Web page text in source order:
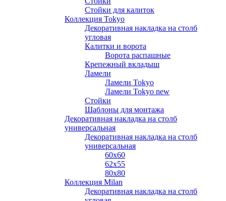
Стойки для калиток
Коллекция Tokyo
Декоративная накладка на столб
угловая
Калитки и ворота
Ворота распашные
Крепежный вкладыш
Ламели
Ламели Tokyo
Ламели Tokyo new
Стойки
Шаблоны для монтажа
Декоративная накладка на столб
универсальная
Декоративная накладка на столб
универсальная
60х60
62х55
80х80
Коллекция Milan
Декоративная накладка на столб